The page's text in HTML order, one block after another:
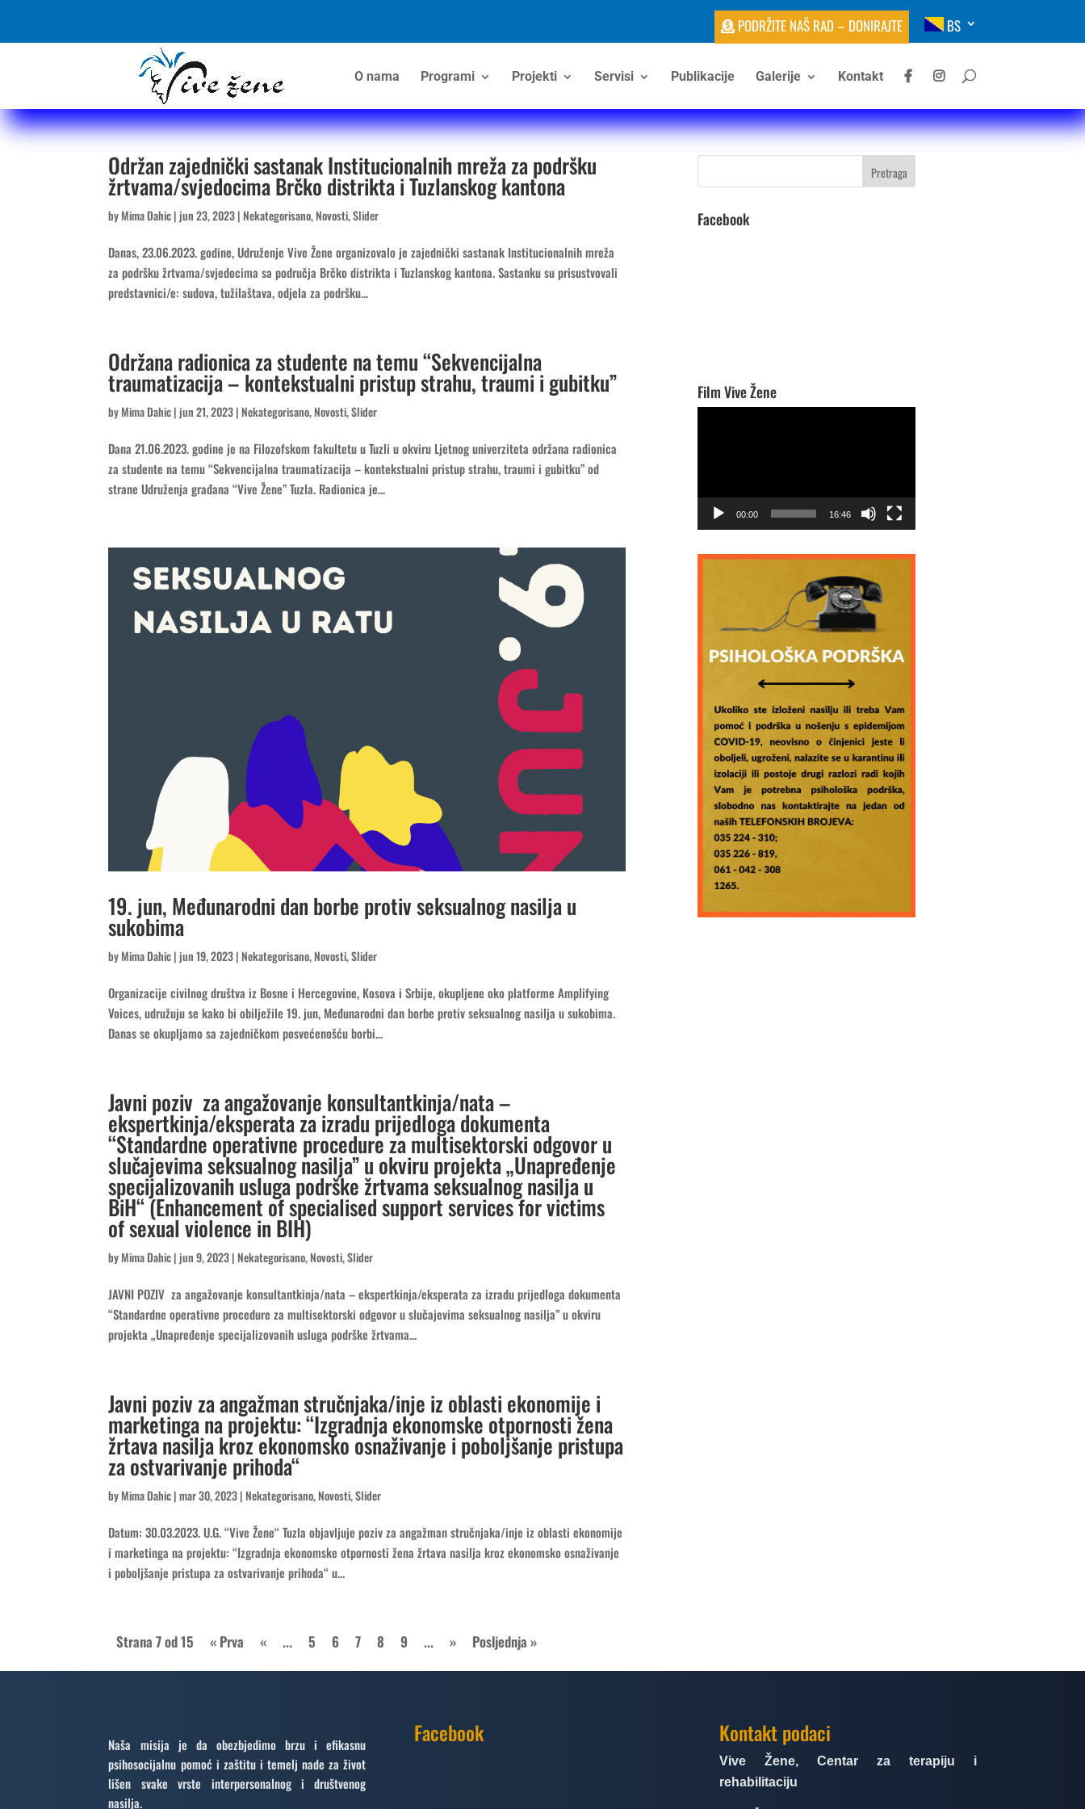
PODRŽITE NAŠ RAD – DONIRAJTE BS
O nama Programi Projekti Servisi Publikacije Galerije Kontakt
Održan zajednički sastanak Institucionalnih mreža za podršku
žrtvama/svjedocima Brčko distrikta i Tuzlanskog kantona
byMima Dahic| jun 23, 2023| Nekategorisano,Novosti,Slider
Danas, 23.06.2023. godine, Udruženje Vive Žene organizovalo je zajednički sastanak Institucionalnih mreža
za podršku žrtvama/svjedocima sa područja Brčko distrikta i Tuzlanskog kantona. Sastanku su prisustvovali
predstavnici/e: sudova, tužilaštava, odjela za podršku...
Održana radionica za studente na temu “Sekvencijalna
traumatizacija – kontekstualni pristup strahu, traumi i gubitku”
byMima Dahic| jun 21, 2023| Nekategorisano,Novosti,Slider
Dana 21.06.2023. godine je na Filozofskom fakultetu u Tuzli u okviru Ljetnog univerziteta održana radionica
za studente na temu “Sekvencijalna traumatizacija – kontekstualni pristup strahu, traumi i gubitku” od
strane Udruženja građana “Vive Žene” Tuzla. Radionica je...
19. jun, Međunarodni dan borbe protiv seksualnog nasilja u
sukobima
byMima Dahic| jun 19, 2023| Nekategorisano,Novosti,Slider
Organizacije civilnog društva iz Bosne i Hercegovine, Kosova i Srbije, okupljene oko platforme Amplifying
Voices, udružuju se kako bi obilježile 19. jun, Međunarodni dan borbe protiv seksualnog nasilja u sukobima.
Danas se okupljamo sa zajedničkom posvećenošću borbi...
Javni poziv za angažovanje konsultantkinja/nata –
ekspertkinja/eksperata za izradu prijedloga dokumenta
“Standardne operativne procedure za multisektorski odgovor u
slučajevima seksualnog nasilja” u okviru projekta „Unapređenje
specijalizovanih usluga podrške žrtvama seksualnog nasilja u
BiH“ (Enhancement of specialised support services for victims
of sexual violence in BIH)
byMima Dahic| jun 9, 2023| Nekategorisano,Novosti,Slider
JAVNI POZIV za angažovanje konsultantkinja/nata – ekspertkinja/eksperata za izradu prijedloga dokumenta
“Standardne operativne procedure za multisektorski odgovor u slučajevima seksualnog nasilja” u okviru
projekta „Unapređenje specijalizovanih usluga podrške žrtvama...
Javni poziv za angažman stručnjaka/inje iz oblasti ekonomije i
marketinga na projektu: “Izgradnja ekonomske otpornosti žena
žrtava nasilja kroz ekonomsko osnaživanje i poboljšanje pristupa
za ostvarivanje prihoda“
byMima Dahic|mar 30, 2023| Nekategorisano,Novosti,Slider
Datum: 30.03.2023. U.G. “Vive Žene“ Tuzla objavljuje poziv za angažman stručnjaka/inje iz oblasti ekonomije
i marketinga na projektu: “Izgradnja ekonomske otpornosti žena žrtava nasilja kroz ekonomsko osnaživanje
i poboljšanje pristupa za ostvarivanje prihoda“ u...
Strana 7 od 15 « Prva « ... 5 6 7 8 9 ... » Posljednja »
Facebook
Film Vive Žene
00:00 16:46
Naša misija je da obezbjedimo brzu i efikasnu
psihosocijalnu pomoć i zaštitu i temelj nade za život
lišen svake vrste interpersonalnog i društvenog
nasilja.
Facebook Kontakt podaci
Vive Žene, Centar za terapiju i
rehabilitaciju